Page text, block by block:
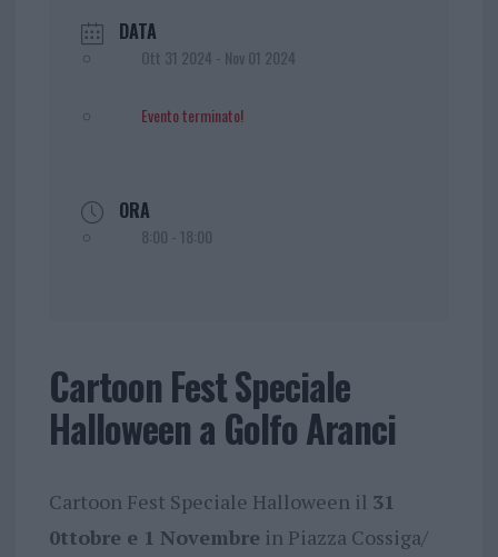
DATA
Ott 31 2024 - Nov 01 2024
Evento terminato!
ORA
8:00 - 18:00
Cartoon Fest Speciale
Halloween a Golfo Aranci
Cartoon Fest Speciale Halloween il 31
0ttobre e 1 Novembre in Piazza Cossiga/